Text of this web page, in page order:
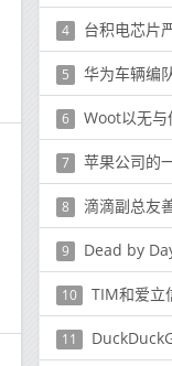
4 台积电芯片
5 华为车辆编队专
6 Woot以无与伦比
7 苹果公司的
8 滴滴副总友善提
9 Dead by
10 TIM和爱立
11